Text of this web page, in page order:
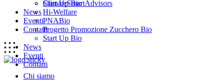
Start Up Bio
News
Eventi
Contatti
Chi siamo
ClimateSmartAdvisors
Hi-Welfare
PNABio
Progetto Promozione Zucchero Bio
Start Up Bio
News
Eventi
Contatti